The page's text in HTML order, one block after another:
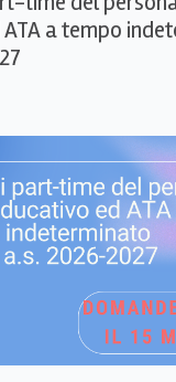
a tempo